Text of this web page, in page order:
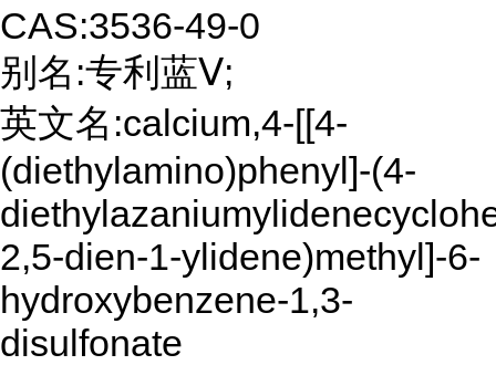
CAS:3536-49-0
别名:专利蓝Ⅴ;
英文名:calcium,4-[[4-
(diethylamino)phenyl]-(4-
2,5-dien-1-ylidene)methyl]-6-
hydroxybenzene-1,3-
disulfonate